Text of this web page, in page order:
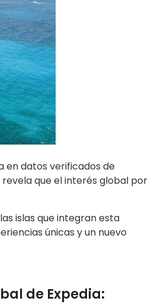
en datos verificados de
que el interés global por
islas que integran esta
únicas y un nuevo
de Expedia: